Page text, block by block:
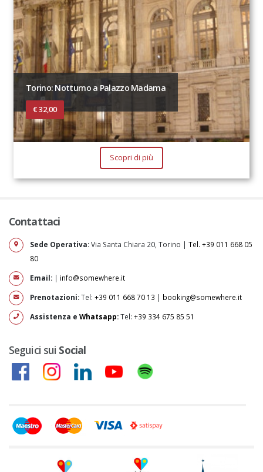
Torino: Notturno a Palazzo Madama
€ 32,00
Scopri di più
Contattaci
Sede Operativa:Via Santa Chiara 20, Torino | Tel. +39 011 668 05
80
Email: | info@somewhere.it
Prenotazioni:Tel: +39 011 668 70 13 | booking@somewhere.it
Assistenza e Whatsapp:Tel: +39 334 675 85 51
Seguici sui Social